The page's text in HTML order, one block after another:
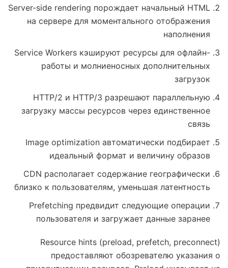
Server-side rendering порождает начальный HTML
на сервере для моментального отображения
наполнения
Service Workers кэшируют ресурсы для офлайн-
работы и молниеносных дополнительных
загрузок
HTTP/2 и HTTP/3 разрешают параллельную
загрузку массы ресурсов через единственное
связь
Image optimization автоматически подбирает
идеальный формат и величину образов
CDN располагает содержание географически
близко к пользователям, уменьшая латентность
Prefetching предвидит следующие операции
пользователя и загружает данные заранее
Resource hints (preload, prefetch, preconnect)
предоставляют обозревателю указания о